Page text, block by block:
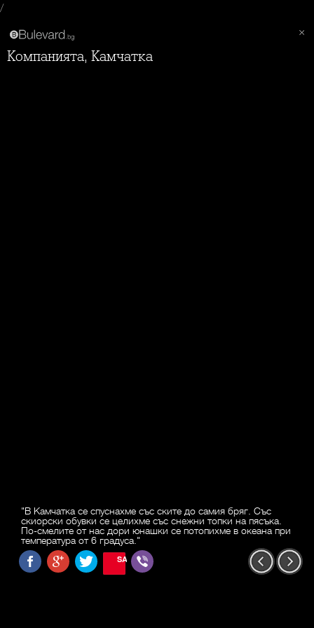
/
Компанията, Камчатка
"В Камчатка се спуснахме със ските до самия бряг. Със
скиорски обувки се целихме със снежни топки на пясъка.
По-смелите от нас дори юнашки се потопихме в океана при
температура от 6 градуса."
SAVE